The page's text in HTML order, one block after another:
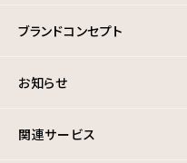
ブランドコンセプト
お知らせ
関連サービス